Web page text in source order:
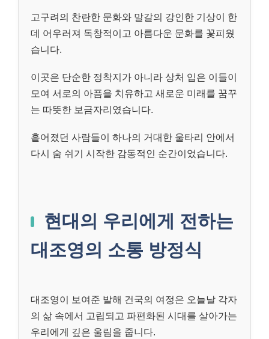
고구려의 찬란한 문화와 말갈의 강인한 기상이 한
데 어우러져 독창적이고 아름다운 문화를 꽃피웠
습니다.
이곳은 단순한 정착지가 아니라 상처 입은 이들이
모여 서로의 아픔을 치유하고 새로운 미래를 꿈꾸
는 따뜻한 보금자리였습니다.
흩어졌던 사람들이 하나의 거대한 울타리 안에서
다시 숨 쉬기 시작한 감동적인 순간이었습니다.
현대의 우리에게 전하는
대조영의 소통 방정식
대조영이 보여준 발해 건국의 여정은 오늘날 각자
의 삶 속에서 고립되고 파편화된 시대를 살아가는
우리에게 깊은 울림을 줍니다.